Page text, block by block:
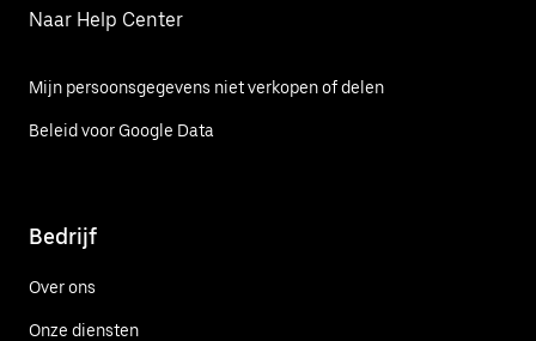
Naar Help Center
Mijn persoonsgegevens niet verkopen of delen
Beleid voor Google Data
Bedrijf
Over ons
Onze diensten